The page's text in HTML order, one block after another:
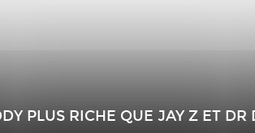
PLUS RICHE QUE JAY Z ET DR